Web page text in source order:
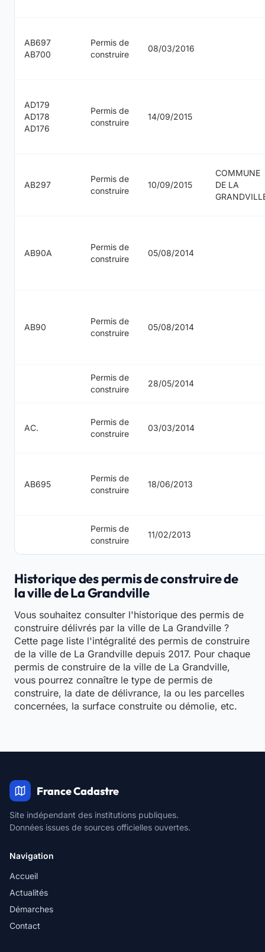
AB697
AB700
Permis de
construire
08/03/2016
AD179
AD178
AD176
Permis de
construire
14/09/2015
AB297
Permis de
construire
10/09/2015
COMMUNE
DE LA
AB90A
Permis de
construire
05/08/2014
AB90
Permis de
construire
05/08/2014
Permis de
construire
28/05/2014
AC.
Permis de
construire
03/03/2014
AB695
Permis de
construire
18/06/2013
Permis de
construire
11/02/2013
Historique des permis de construire de
la ville de La Grandville
Vous souhaitez consulter l'historique des permis de
construire délivrés par la ville de La Grandville ?
Cette page liste l'intégralité des permis de construire
de la ville de La Grandville depuis 2017. Pour chaque
permis de construire de la ville de La Grandville,
vous pourrez connaître le type de permis de
construire, la date de délivrance, la ou les parcelles
concernées, la surface construite ou démolie, etc.
France Cadastre
Site indépendant des institutions publiques.
Données issues de sources officielles ouvertes.
Navigation
Accueil
Actualités
Démarches
Contact